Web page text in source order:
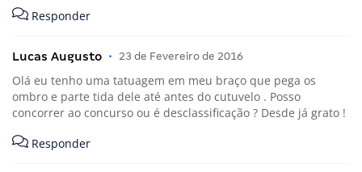
Responder
Lucas Augusto • 23 de Fevereiro de 2016
Olá eu tenho uma tatuagem em meu braço que pega os
ombro e parte tida dele até antes do cutuvelo . Posso
concorrer ao concurso ou é desclassificação ? Desde já grato !
Responder